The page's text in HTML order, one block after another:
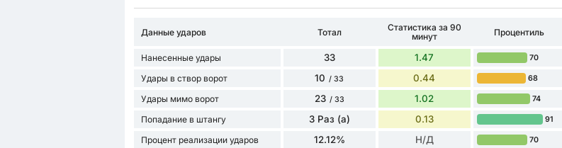
Данные ударов Тотал
Статистика за 90
минут
Процентиль
Нанесенные удары 33 1.47 70
Удары в створ ворот 10 / 33 0.44 68
Удары мимо ворот 23 / 33 1.02 74
Попадание в штангу 3 Раз (а) 0.13 91
Процент реализации ударов 12.12% Н/Д 70